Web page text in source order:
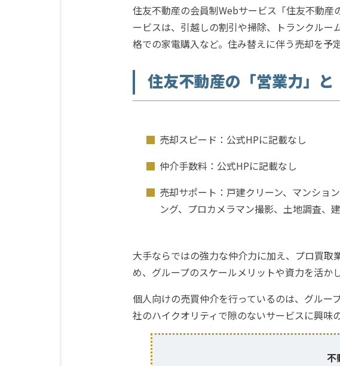
住友不動産の会員制Webサービス「住友不動
ービスは、引越しの割引や掃除、トランクル
格での家電購入など。住み替えに伴う売却を予
住友不動産の「営業力」と
売却スピード：公式HPに記載なし
仲介手数料：公式HPに記載なし
売却サポート：戸建クリーン、マンショ
ング、プロカメラマン撮影、土地調査、
大手ならではの強力な仲介力に加え、プロ買
め、グループのスケールメリットや資力を活か
個人向けの売買仲介を行っているのは、グルー
社のハイクオリティで隙のないサービスに興味
不